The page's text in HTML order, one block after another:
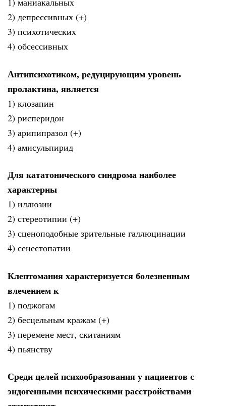
2) депрессивных (+)
3) психотических
4) обсессивных
Антипсихотиком, редуцирующим уровень
пролактина, является
1) клозапин
2) рисперидон
3) арипипразол (+)
4) амисульпирид
Для кататонического синдрома наиболее
характерны
1) иллюзии
2) стереотипии (+)
3) сценоподобные зрительные галлюцинации
4) сенестопатии
Клептомания характеризуется болезненным
влечением к
1) поджогам
2) бесцельным кражам (+)
3) перемене мест, скитаниям
4) пьянству
Среди целей психообразования у пациентов с
эндогенными психическими расстройствами